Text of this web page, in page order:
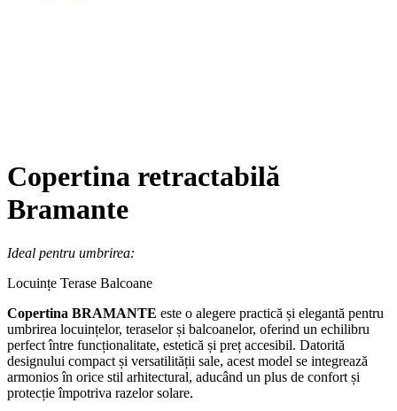
Copertina retractabilă
Bramante
Ideal pentru umbrirea:
Locuințe Terase Balcoane
Copertina BRAMANTE este o alegere practică și elegantă pentru
umbrirea locuințelor, teraselor și balcoanelor, oferind un echilibru
perfect între funcționalitate, estetică și preț accesibil. Datorită
designului compact și versatilității sale, acest model se integrează
armonios în orice stil arhitectural, aducând un plus de confort și
protecție împotriva razelor solare.